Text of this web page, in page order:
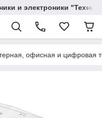
и электроники
офисная и цифровая